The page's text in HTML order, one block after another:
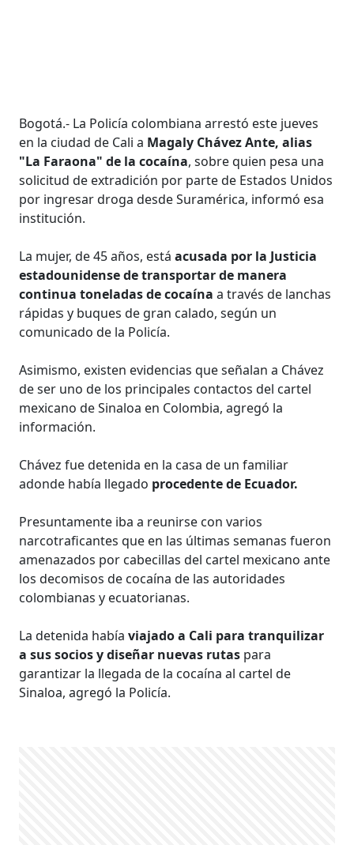
Bogotá.- La Policía colombiana arrestó este jueves
en la ciudad de Cali a Magaly Chávez Ante, alias
"La Faraona" de la cocaína, sobre quien pesa una
solicitud de extradición por parte de Estados Unidos
por ingresar droga desde Suramérica, informó esa
institución.
La mujer, de 45 años, estáacusada por la Justicia
estadounidense de transportar de manera
continua toneladas de cocaína a través de lanchas
rápidas y buques de gran calado, según un
comunicado de la Policía.
Asimismo, existen evidencias que señalan a Chávez
de ser uno de los principales contactos del cartel
mexicano de Sinaloa en Colombia, agregó la
información.
Chávez fue detenida en la casa de un familiar
adonde había llegado procedente de Ecuador.
Presuntamente iba a reunirse con varios
narcotraficantes que en las últimas semanas fueron
amenazados por cabecillas del cartel mexicano ante
los decomisos de cocaína de las autoridades
colombianas y ecuatorianas.
La detenida habíaviajado a Cali para tranquilizar
a sus socios y diseñar nuevas rutas para
garantizar la llegada de la cocaína al cartel de
Sinaloa, agregó la Policía.